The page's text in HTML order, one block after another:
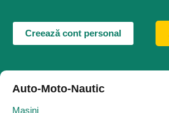
Creează cont personal
Auto-Moto-Nautic
Masini